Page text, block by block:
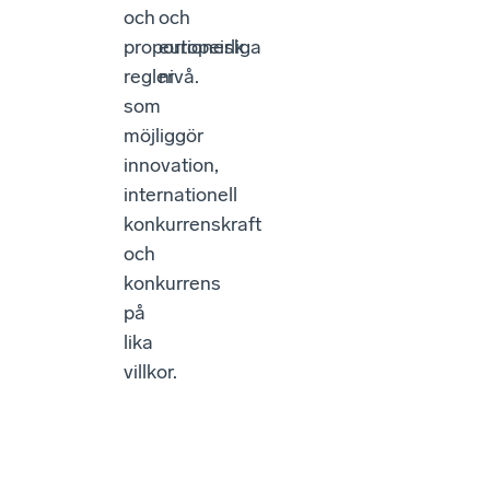
och
proportionerliga
regler
som
möjliggör
innovation,
internationell
konkurrenskraft
och
konkurrens
på
lika
villkor.
och
europeisk
nivå.